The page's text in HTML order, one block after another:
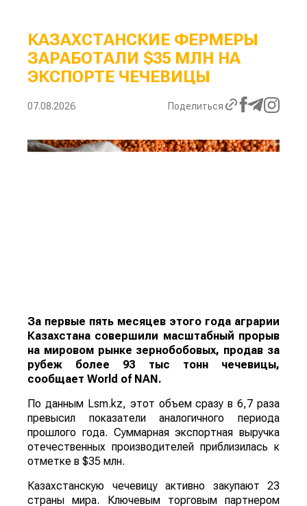
КАЗАХСТАНСКИЕ ФЕРМЕРЫ
ЗАРАБОТАЛИ $35 МЛН НА
ЭКСПОРТЕ ЧЕЧЕВИЦЫ
07.08.2026 Поделиться
За первые пять месяцев этого года аграрии
Казахстана совершили масштабный прорыв
на мировом рынке зернобобовых, продав за
рубеж более 93 тыс тонн чечевицы,
сообщает World of NAN.
По данным Lsm.kz, этот объем сразу в 6,7 раза
превысил показатели аналогичного периода
прошлого года. Суммарная экспортная выручка
отечественных производителей приблизилась к
отметке в $35 млн.
Казахстанскую чечевицу активно закупают 23
страны мира. Ключевым торговым партнером